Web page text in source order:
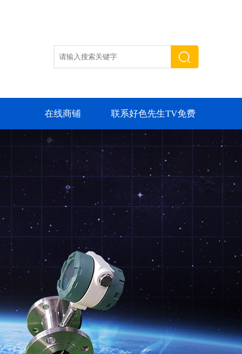
在线商铺 联系好色先生TV免费
下载